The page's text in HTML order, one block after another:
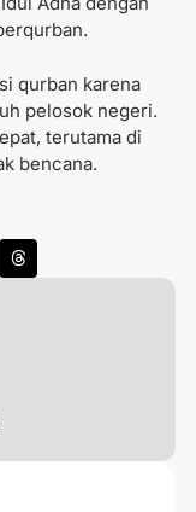
qurban karena
pelosok negeri.
terutama di
bencana.